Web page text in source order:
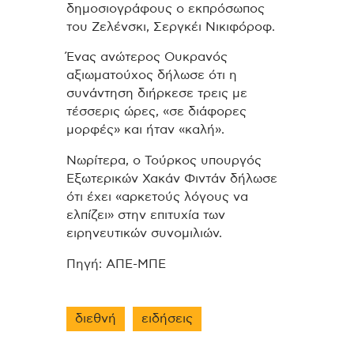
δημοσιογράφους ο εκπρόσωπος
του Ζελένσκι, Σεργκέι Νικιφόροφ.
Ένας ανώτερος Ουκρανός
αξιωματούχος δήλωσε ότι η
συνάντηση διήρκεσε τρεις με
τέσσερις ώρες, «σε διάφορες
μορφές» και ήταν «καλή».
Νωρίτερα, ο Τούρκος υπουργός
Εξωτερικών Χακάν Φιντάν δήλωσε
ότι έχει «αρκετούς λόγους να
ελπίζει» στην επιτυχία των
ειρηνευτικών συνομιλιών.
Πηγή: ΑΠΕ-ΜΠΕ
διεθνή ειδήσεις